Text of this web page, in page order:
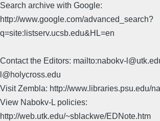
Search archive with Google:
http://www.google.com/advanced_search?
q=site:listserv.ucsb.edu&HL=en
Contact the Editors: mailto:nabokv-
l@holycross.edu
Visit Zembla: http://www.libraries.psu.edu/
View Nabokv-L policies:
http://web.utk.edu/~sblackwe/EDNote.htm